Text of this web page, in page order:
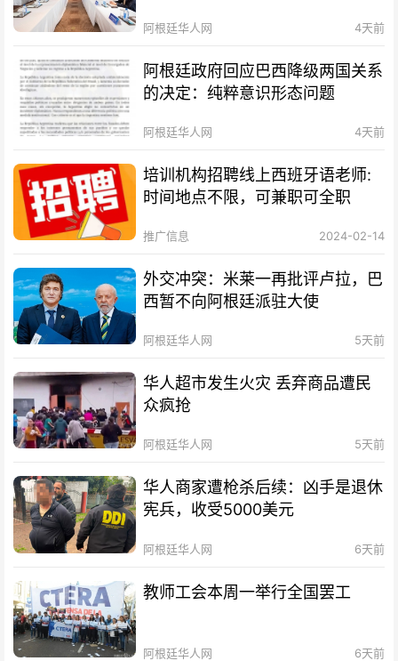
阿根廷华人网 4天前
阿根廷政府回应巴西降级两国关系
的决定：纯粹意识形态问题
阿根廷华人网 4天前
培训机构招聘线上西班牙语老师:
时间地点不限，可兼职可全职
推广信息 2024-02-14
外交冲突：米莱一再批评卢拉，巴
西暂不向阿根廷派驻大使
阿根廷华人网 5天前
华人超市发生火灾 丢弃商品遭民
众疯抢
阿根廷华人网 5天前
华人商家遭枪杀后续：凶手是退休
宪兵，收受5000美元
阿根廷华人网 6天前
教师工会本周一举行全国罢工
阿根廷华人网 6天前